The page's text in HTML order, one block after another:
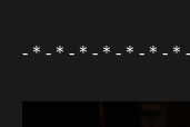
-＊-＊-＊-＊-＊-＊-＊